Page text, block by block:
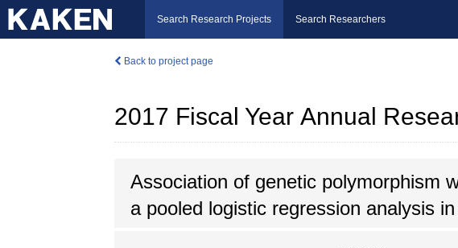
Search Research Projects Search Researchers
Back to project page
2017 Fiscal Year Annual
Association of genetic polymorphism
a pooled logistic regression analysis